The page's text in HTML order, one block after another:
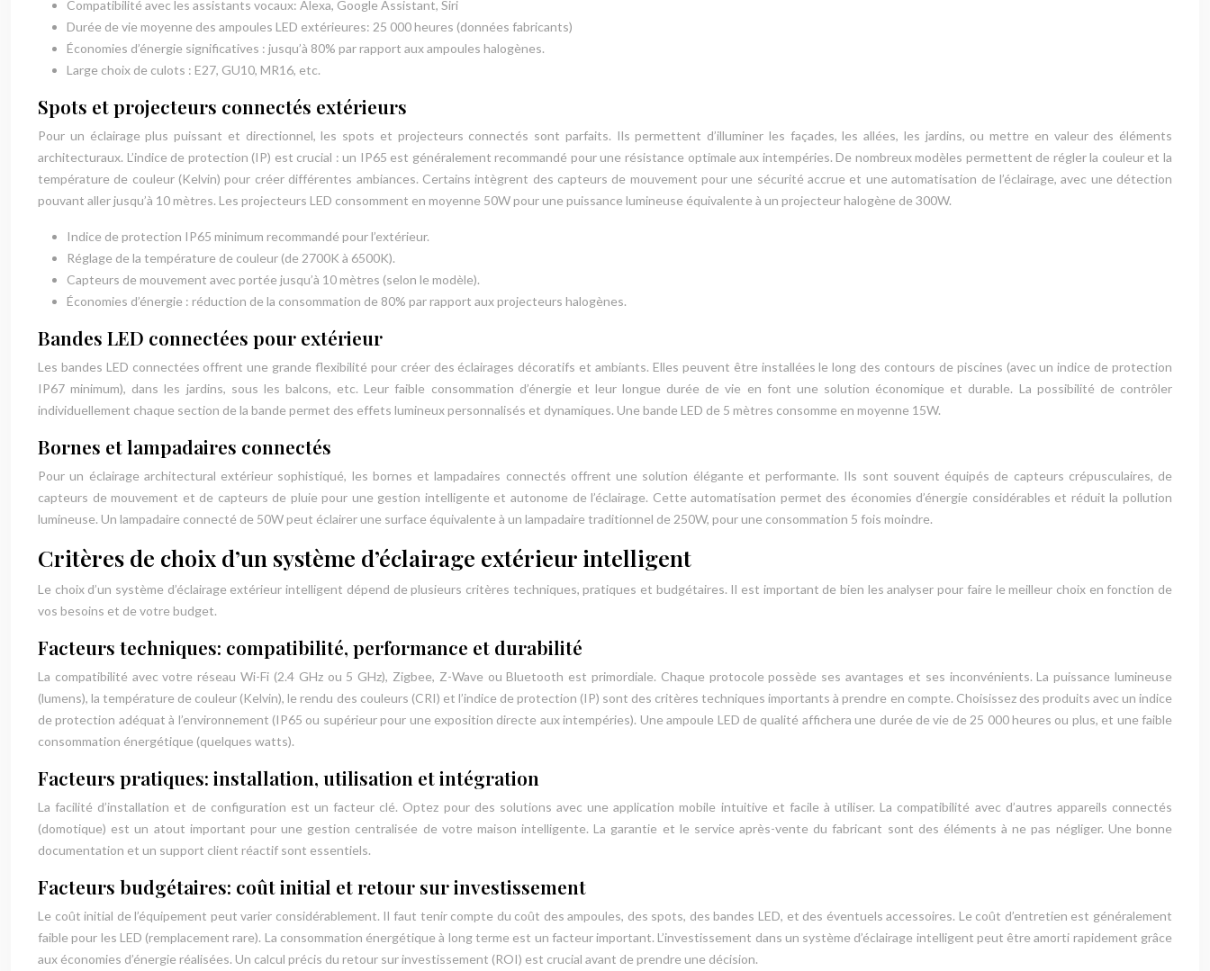
Compatibilité avec les assistants vocaux: Alexa, Google Assistant, Siri
Durée de vie moyenne des ampoules LED extérieures: 25 000 heures (données fabricants)
Économies d’énergie significatives : jusqu’à 80% par rapport aux ampoules halogènes.
Large choix de culots : E27, GU10, MR16, etc.
Spots et projecteurs connectés extérieurs
Pour un éclairage plus puissant et directionnel, les spots et projecteurs connectés sont parfaits. Ils permettent d’illuminer les façades, les allées, les jardins, ou mettre en valeur des éléments
architecturaux. L’indice de protection (IP) est crucial : un IP65 est généralement recommandé pour une résistance optimale aux intempéries. De nombreux modèles permettent de régler la couleur et la
température de couleur (Kelvin) pour créer différentes ambiances. Certains intègrent des capteurs de mouvement pour une sécurité accrue et une automatisation de l’éclairage, avec une détection
pouvant aller jusqu’à 10 mètres. Les projecteurs LED consomment en moyenne 50W pour une puissance lumineuse équivalente à un projecteur halogène de 300W.
Indice de protection IP65 minimum recommandé pour l’extérieur.
Réglage de la température de couleur (de 2700K à 6500K).
Capteurs de mouvement avec portée jusqu’à 10 mètres (selon le modèle).
Économies d’énergie : réduction de la consommation de 80% par rapport aux projecteurs halogènes.
Bandes LED connectées pour extérieur
Les bandes LED connectées offrent une grande flexibilité pour créer des éclairages décoratifs et ambiants. Elles peuvent être installées le long des contours de piscines (avec un indice de protection
IP67 minimum), dans les jardins, sous les balcons, etc. Leur faible consommation d’énergie et leur longue durée de vie en font une solution économique et durable. La possibilité de contrôler
individuellement chaque section de la bande permet des effets lumineux personnalisés et dynamiques. Une bande LED de 5 mètres consomme en moyenne 15W.
Bornes et lampadaires connectés
Pour un éclairage architectural extérieur sophistiqué, les bornes et lampadaires connectés offrent une solution élégante et performante. Ils sont souvent équipés de capteurs crépusculaires, de
capteurs de mouvement et de capteurs de pluie pour une gestion intelligente et autonome de l’éclairage. Cette automatisation permet des économies d’énergie considérables et réduit la pollution
lumineuse. Un lampadaire connecté de 50W peut éclairer une surface équivalente à un lampadaire traditionnel de 250W, pour une consommation 5 fois moindre.
Critères de choix d’un système d’éclairage extérieur intelligent
Le choix d’un système d’éclairage extérieur intelligent dépend de plusieurs critères techniques, pratiques et budgétaires. Il est important de bien les analyser pour faire le meilleur choix en fonction de
vos besoins et de votre budget.
Facteurs techniques: compatibilité, performance et durabilité
La compatibilité avec votre réseau Wi-Fi (2.4 GHz ou 5 GHz), Zigbee, Z-Wave ou Bluetooth est primordiale. Chaque protocole possède ses avantages et ses inconvénients. La puissance lumineuse
(lumens), la température de couleur (Kelvin), le rendu des couleurs (CRI) et l’indice de protection (IP) sont des critères techniques importants à prendre en compte. Choisissez des produits avec un indice
de protection adéquat à l’environnement (IP65 ou supérieur pour une exposition directe aux intempéries). Une ampoule LED de qualité affichera une durée de vie de 25 000 heures ou plus, et une faible
consommation énergétique (quelques watts).
Facteurs pratiques: installation, utilisation et intégration
La facilité d’installation et de configuration est un facteur clé. Optez pour des solutions avec une application mobile intuitive et facile à utiliser. La compatibilité avec d’autres appareils connectés
(domotique) est un atout important pour une gestion centralisée de votre maison intelligente. La garantie et le service après-vente du fabricant sont des éléments à ne pas négliger. Une bonne
documentation et un support client réactif sont essentiels.
Facteurs budgétaires: coût initial et retour sur investissement
Le coût initial de l’équipement peut varier considérablement. Il faut tenir compte du coût des ampoules, des spots, des bandes LED, et des éventuels accessoires. Le coût d’entretien est généralement
faible pour les LED (remplacement rare). La consommation énergétique à long terme est un facteur important. L’investissement dans un système d’éclairage intelligent peut être amorti rapidement grâce
aux économies d’énergie réalisées. Un calcul précis du retour sur investissement (ROI) est crucial avant de prendre une décision.